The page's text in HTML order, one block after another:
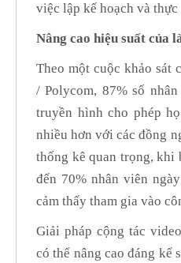
việc lập kế hoạch và thực
Nâng cao hiệu suất của
Theo một cuộc khảo sát
/ Polycom, 87% số
truyền hình cho phép
nhiều hơn với các đồng
thống kê quan trọng, khi
đến 70% nhân viên
cảm thấy tham gia vào
Giải pháp cộng tác
có thể nâng cao đáng kể